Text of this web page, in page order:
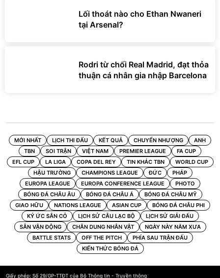
Lối thoát nào cho Ethan Nwaneri
tại Arsenal?
Rodri từ chối Real Madrid, đạt thỏa
thuận cá nhân gia nhập Barcelona
MỚI NHẤT LỊCH THI ĐẤU KẾT QUẢ CHUYỂN NHƯỢNG
ANH
TBN
SOI TRẬN VIỆT NAM PREMIER LEAGUE
FA CUP
EFL CUP
LA LIGA COPA DEL REY TIN KHÁC TBN
WORLD CUP
HẬU TRƯỜNG
CHAMPIONS LEAGUE ĐỨC
PHÁP
EUROPA LEAGUE
EUROPA CONFERENCE LEAGUE
PHOTO
BÓNG ĐÁ CHÂU ÂU
BÓNG ĐÁ CHÂU Á
BÓNG ĐÁ CHÂU MỸ
GIAO HỮU
NATIONS LEAGUE ASIAN CUP
BÓNG ĐÁ CHÂU PHI
KÝ ỨC SÂN CỎ
LỊCH SỬ CÂU LẠC BỘ
LỊCH SỬ GIẢI ĐẤU
SÂN VẬN ĐỘNG
CHÂN DUNG NHÂN VẬT
NGÀY NÀY NĂM XƯA
BATTLE STATS
OFF THE PITCH
PHÍA SAU TRẬN ĐẤU
KIẾN THỨC BÓNG ĐÁ
Giấy phép: Số 29/GP-TTĐT của Bộ Thông tin - Truyền thông